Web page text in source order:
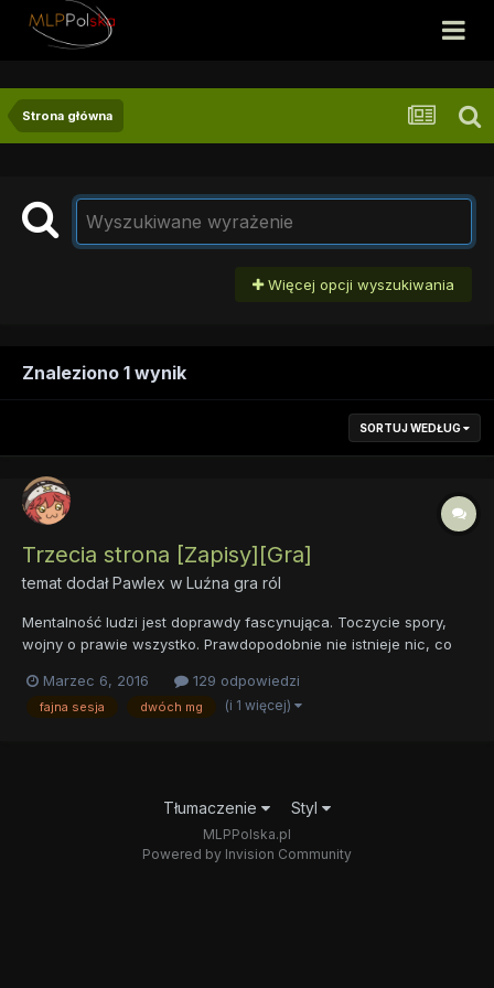
Strona główna
Więcej opcji wyszukiwania
Znaleziono 1 wynik
SORTUJ WEDŁUG
Trzecia strona [Zapisy][Gra]
temat dodałPawlex w Luźna gra ról
Mentalność ludzi jest doprawdy fascynująca. Toczycie spory,
wojny o prawie wszystko. Prawdopodobnie nie istnieje nic, co
dobrze o tym wiesz. Zanim ja oraz mój brat postanowiliśmy na
jakiś czas opuścić was, ludzi, sprawy miały się t...
Marzec 6, 2016 129 odpowiedzi
fajna sesja dwóch mg (i 1 więcej)
Tłumaczenie Styl
MLPPolska.pl
Powered by Invision Community